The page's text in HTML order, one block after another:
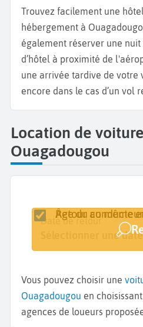
Trouvez facilement une
hébergement à
également réserver une
d’hôtel à proximité de
une arrivée tardive de votre
encore dans le cas d’un vol
Location de
Ouagadougou
Lieu de retrait
Date de retrait
Sélectionner une date
Date de retour
Sélectionner une date
Retour au même
Âge du
Vous pouvez choisir une
Ouagadougou en
agences de loueurs